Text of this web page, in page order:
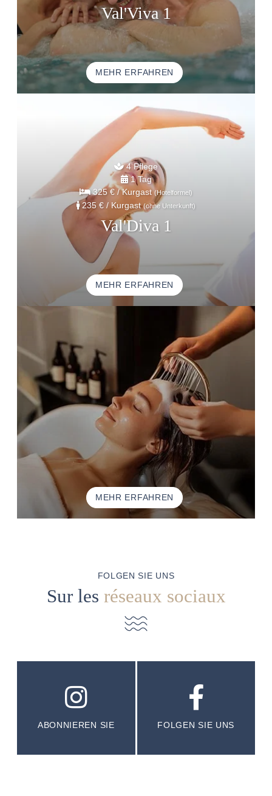
Val'Viva 1
MEHR ERFAHREN
Val'Diva 1
4 Pflege
1 Tag
325 € / Kurgast(Hotelformel)
235 € / Kurgast(ohne Unterkunft)
MEHR ERFAHREN
MEHR ERFAHREN
FOLGEN SIE UNS
Sur les réseaux sociaux
ABONNIEREN SIE FOLGEN SIE UNS
GESCHENKGUTSCHEINE
BROCHURES
ACCESS AND CONTACTS
GUT ZU WISSEN